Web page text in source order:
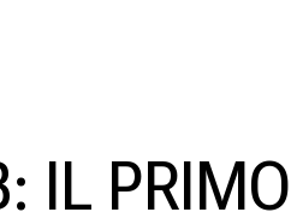
IL PRIMO